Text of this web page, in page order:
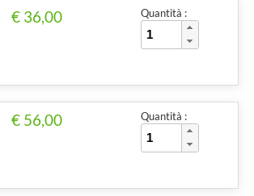
€ 36,00 Quantità :
€ 56,00 Quantità :